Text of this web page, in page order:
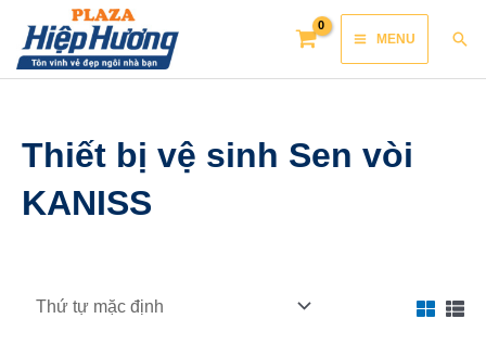
content
Main
Menu
MENU
Thiết bị vệ sinh Sen vòi
KANISS